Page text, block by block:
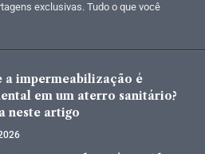
exclusivas. Tudo o que você
a impermeabilização é
em um aterro sanitário?
neste artigo